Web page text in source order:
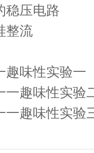
稳压电路
整流
趣味性实验一
一趣味性实验
一趣味性实验